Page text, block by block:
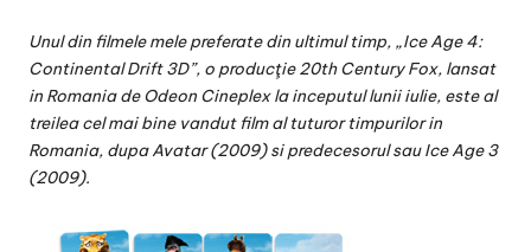
v
a
c
O
Unul din filmele mele preferate din ultimul timp, „Ice Age 4:
Continental Drift 3D”, o producţie 20th Century Fox, lansat
in Romania de Odeon Cineplex la inceputul lunii iulie, este al
treilea cel mai bine vandut film al tuturor timpurilor in
Romania, dupa Avatar (2009) si predecesorul sau Ice Age 3
(2009).